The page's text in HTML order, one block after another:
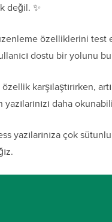
değil. ✨
özelliklerini
dostu bir yolunu
karşılaştırırken,
yazılarınızı daha
yazılarınıza çok